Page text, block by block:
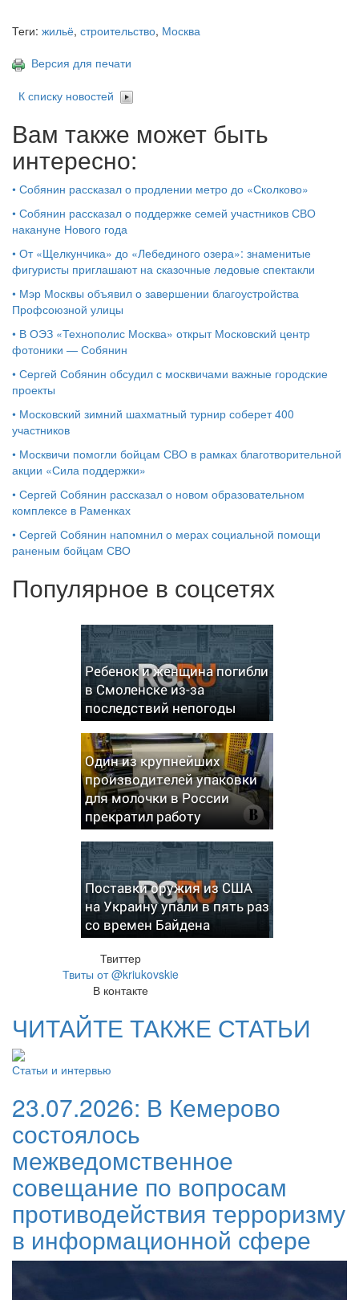
Теги: жильё, строительство, Москва
Версия для печати
К списку новостей
Вам также может быть
интересно:
• Собянин рассказал о продлении метро до «Сколково»
• Собянин рассказал о поддержке семей участников СВО
накануне Нового года
• От «Щелкунчика» до «Лебединого озера»: знаменитые
фигуристы приглашают на сказочные ледовые спектакли
• Мэр Москвы объявил о завершении благоустройства
Профсоюзной улицы
• В ОЭЗ «Технополис Москва» открыт Московский центр
фотоники — Собянин
• Сергей Собянин обсудил с москвичами важные городские
проекты
• Московский зимний шахматный турнир соберет 400
участников
• Москвичи помогли бойцам СВО в рамках благотворительной
акции «Сила поддержки»
• Сергей Собянин рассказал о новом образовательном
комплексе в Раменках
• Сергей Собянин напомнил о мерах социальной помощи
раненым бойцам СВО
Популярное в соцсетях
Ребенок и женщина погибли
в Смоленске из-за
последствий непогоды
Один из крупнейших
производителей упаковки
для молочки в России
прекратил работу
Поставки оружия из США
на Украину упали в пять раз
со времен Байдена
Твиттер
Твиты от @kriukovskie
В контакте
ЧИТАЙТЕ ТАКЖЕ СТАТЬИ
Статьи и интервью
23.07.2026: В Кемерово
состоялось
межведомственное
совещание по вопросам
противодействия терроризму
в информационной сфере